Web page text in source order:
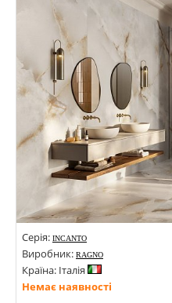
Серія: INCANTO
Виробник: RAGNO
Країна: Італія
Немає наявності